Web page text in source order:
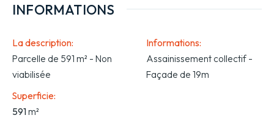
INFORMATIONS
La description:
Parcelle de 591 m² - Non
viabilisée
Informations:
Assainissement collectif -
Façade de 19m
Superficie:
591m²